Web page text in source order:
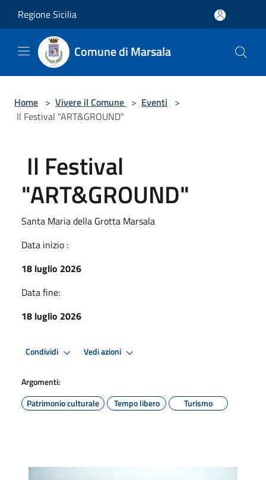
Regione Sicilia
Comune di Marsala
Home > Vivere il Comune > Eventi >
Il Festival "ART&GROUND"
Il Festival
"ART&GROUND"
Santa Maria della Grotta Marsala
Data inizio :
18 luglio 2026
Data fine:
18 luglio 2026
Condividi Vedi azioni
Argomenti:
Patrimonio culturale
Tempo libero Turismo